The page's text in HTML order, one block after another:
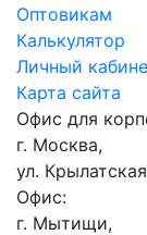
Оптовикам
Калькулятор
Личный
Карта сайта
Офис для
г. Москва,
ул.
Офис:
г. Мытищи,